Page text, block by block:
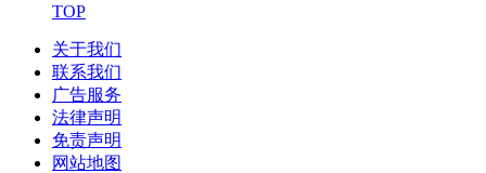
TOP
关于我们
联系我们
广告服务
法律声明
免责声明
网站地图